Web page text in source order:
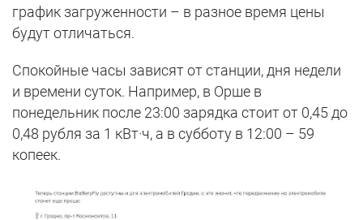
график загруженности – в разное время цены
будут отличаться.
Спокойные часы зависят от станции, дня недели
и времени суток. Например, в Орше в
понедельник после 23:00 зарядка стоит от 0,45 до
0,48 рубля за 1 кВт·ч, а в субботу в 12:00 – 59
копеек.